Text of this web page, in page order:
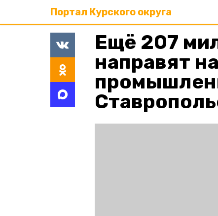
Портал Курского округа
Ещё 207
направят